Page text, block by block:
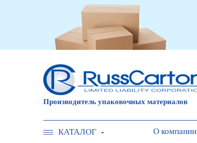
Производитель упаковочных материалов
КАТАЛОГ О компании